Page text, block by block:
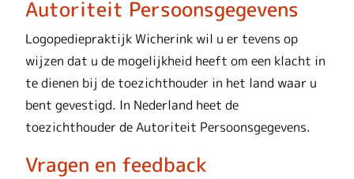
Autoriteit Persoonsgegevens
Logopediepraktijk Wicherink wil u er tevens op
wijzen dat u de mogelijkheid heeft om een klacht in
te dienen bij de toezichthouder in het land waar u
bent gevestigd. In Nederland heet de
toezichthouder de Autoriteit Persoonsgegevens.
Vragen en feedback